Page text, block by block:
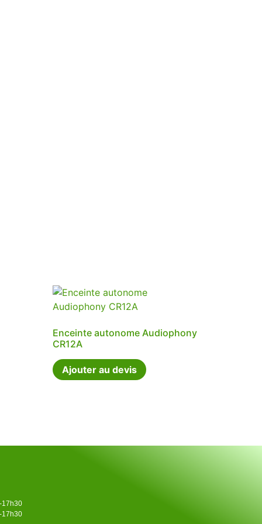
Enceinte autonome Audiophony
CR12A
Ajouter au devis
17h30
17h30